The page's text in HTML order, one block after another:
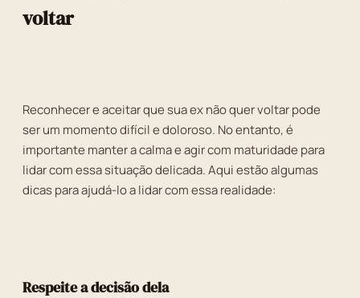
voltar
Reconhecer e aceitar que sua ex não quer voltar pode
ser um momento difícil e doloroso. No entanto, é
importante manter a calma e agir com maturidade para
lidar com essa situação delicada. Aqui estão algumas
dicas para ajudá-lo a lidar com essa realidade:
Respeite a decisão dela